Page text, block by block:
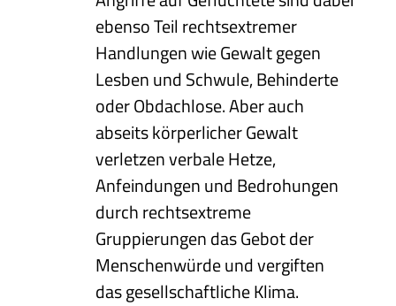
ebenso Teil rechtsextremer
Handlungen wie Gewalt gegen
Lesben und Schwule, Behinderte
oder Obdachlose. Aber auch
abseits körperlicher Gewalt
verletzen verbale Hetze,
Anfeindungen und Bedrohungen
durch rechtsextreme
Gruppierungen das Gebot der
Menschenwürde und vergiften
das gesellschaftliche Klima.